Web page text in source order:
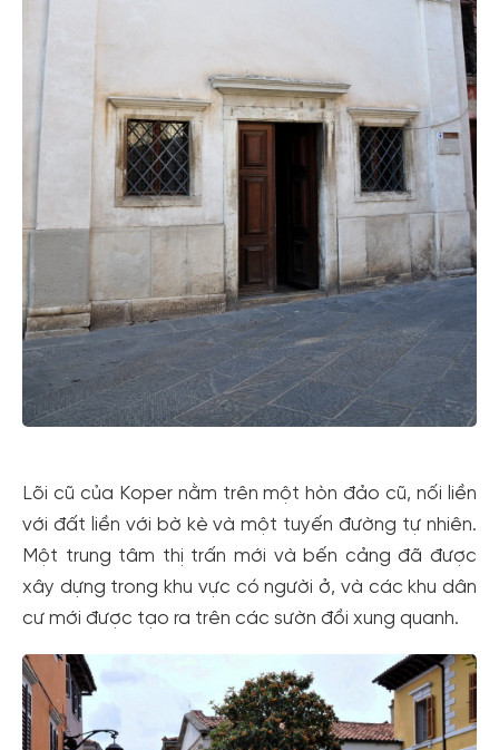
Lõi cũ của Koper nằm trên một hòn đảo cũ, nối liền
với đất liền với bờ kè và một tuyến đường tự nhiên.
Một trung tâm thị trấn mới và bến cảng đã được
xây dựng trong khu vực có người ở, và các khu dân
cư mới được tạo ra trên các sườn đồi xung quanh.